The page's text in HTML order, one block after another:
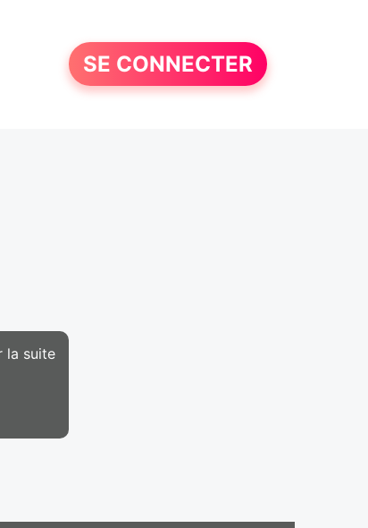
SE CONNECTER
la suite